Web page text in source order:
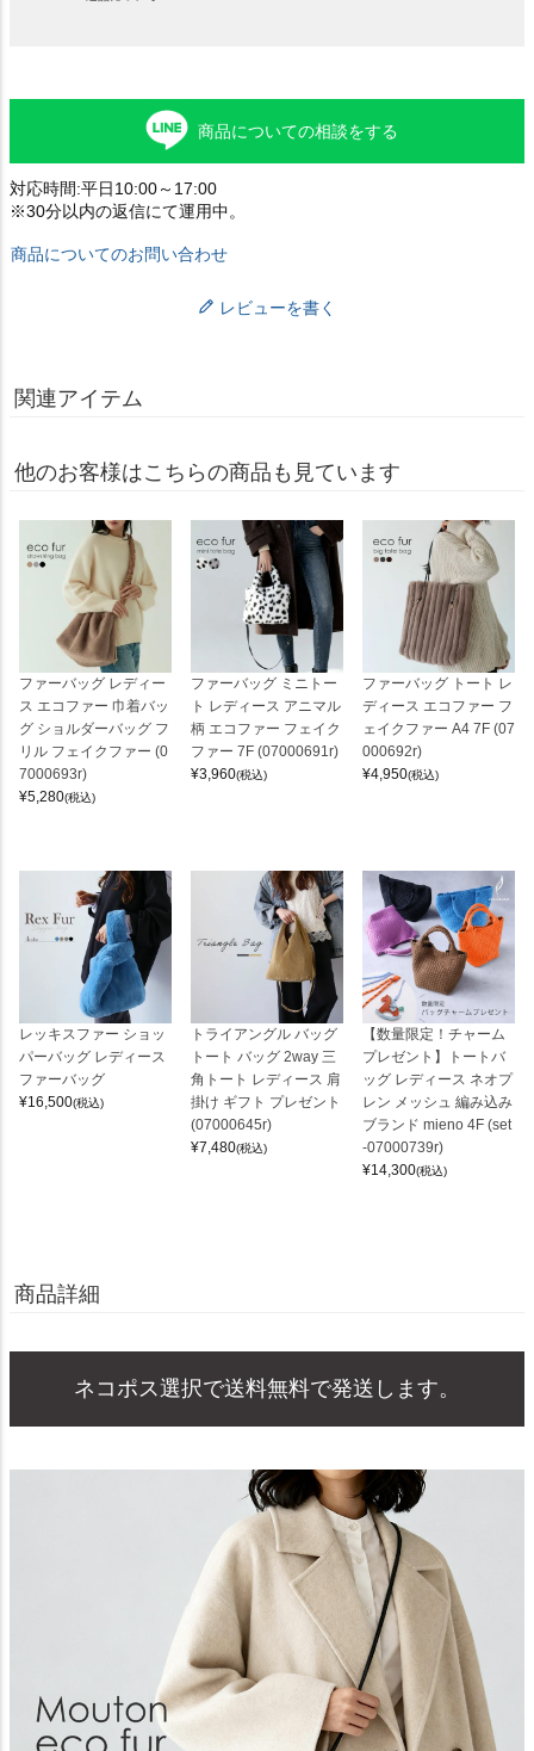
商品についての相談をする
対応時間:平日10:00～17:00
※30分以内の返信にて運用中。
商品についてのお問い合わせ
レビューを書く
関連アイテム
他のお客様はこちらの商品も見ています
ファーバッグ レディー
ス エコファー 巾着バッ
グ ショルダーバッグ フ
リル フェイクファー (0
7000693r)
¥5,280(税込)
ファーバッグ ミニトー
ト レディース アニマル
柄 エコファー フェイク
ファー 7F (07000691r)
¥3,960(税込)
ファーバッグ トート レ
ディース エコファー フ
ェイクファー A4 7F (07
000692r)
¥4,950(税込)
レッキスファー ショッ
パーバッグ レディース
ファーバッグ
¥16,500(税込)
トライアングル バッグ
トート バッグ 2way 三
角トート レディース 肩
掛け ギフト プレゼント
(07000645r)
¥7,480(税込)
【数量限定！チャーム
プレゼント】トートバ
ッグ レディース ネオプ
レン メッシュ 編み込み
ブランド mieno 4F (set
-07000739r)
¥14,300(税込)
商品詳細
ネコポス選択で送料無料で発送します。